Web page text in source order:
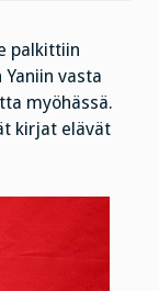
palkittiin
vasta
myöhässä.
kirjat elävät